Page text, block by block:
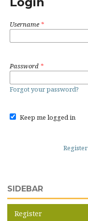
Username *
Password *
Forgot your password?
Keep me logged in
Register
SIDEBAR
Register